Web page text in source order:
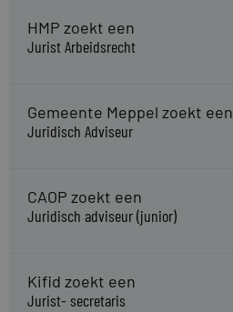
HMP zoekt een
Jurist Arbeidsrecht
Gemeente Meppel zoekt een
Juridisch Adviseur
CAOP zoekt een
Juridisch adviseur (junior)
Kifid zoekt een
Jurist- secretaris